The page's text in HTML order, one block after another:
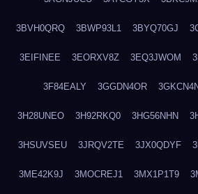
3BVH0QRQ 3BWP93L1 3BYQ70GJ
3EIFINEE 3EORXV8Z 3EQ3JWOM
3F84EALY 3GGDN4OR
3H28UNEO 3H92RKQ0 3HG56NHN
3HSUVSEU 3JRQV2TE 3JX0QDYF
3ME42K9J 3MOCREJ1 3MX1P1T9